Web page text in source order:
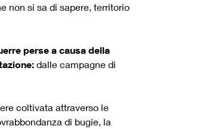
non si sa di sapere, territorio
perse a causa della
dalle campagne di
coltivata attraverso le
di bugie, la